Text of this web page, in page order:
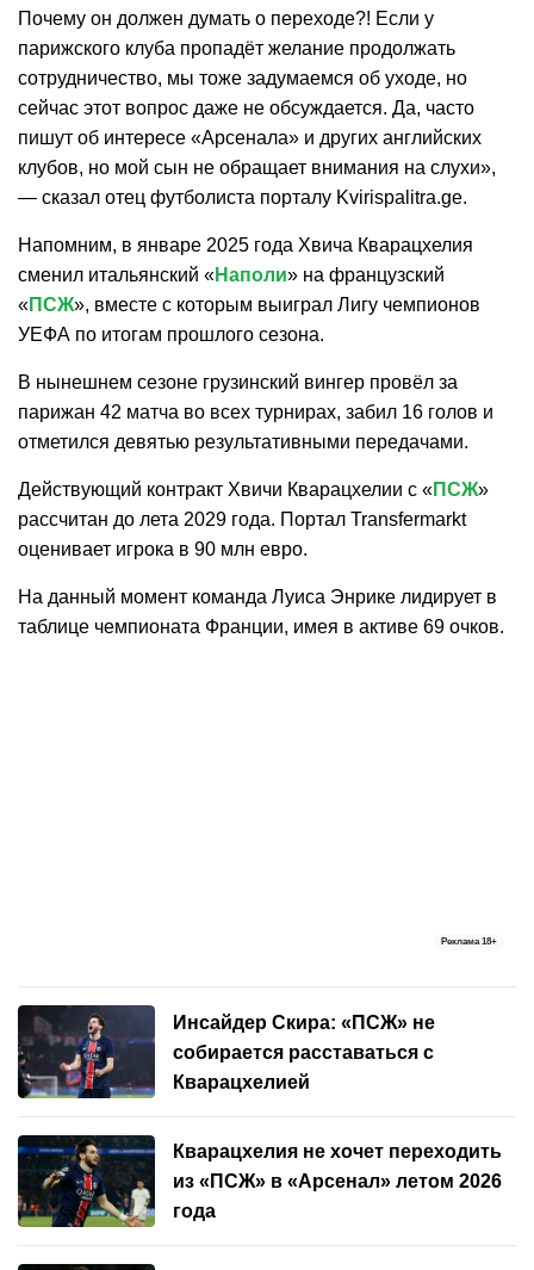
Почему он должен думать о переходе?! Если у
парижского клуба пропадёт желание продолжать
сотрудничество, мы тоже задумаемся об уходе, но
сейчас этот вопрос даже не обсуждается. Да, часто
пишут об интересе «Арсенала» и других английских
клубов, но мой сын не обращает внимания на слухи»,
— сказал отец футболиста порталу Kvirispalitra.ge.
Напомним, в январе 2025 года Хвича Кварацхелия
сменил итальянский «Наполи» на французский
«ПСЖ», вместе с которым выиграл Лигу чемпионов
УЕФА по итогам прошлого сезона.
В нынешнем сезоне грузинский вингер провёл за
парижан 42 матча во всех турнирах, забил 16 голов и
отметился девятью результативными передачами.
Действующий контракт Хвичи Кварацхелии с «ПСЖ»
рассчитан до лета 2029 года. Портал Transfermarkt
оценивает игрока в 90 млн евро.
На данный момент команда Луиса Энрике лидирует в
таблице чемпионата Франции, имея в активе 69 очков.
Реклама 18+
Инсайдер Скира: «ПСЖ» не
собирается расставаться с
Кварацхелией
Кварацхелия не хочет переходить
из «ПСЖ» в «Арсенал» летом 2026
года